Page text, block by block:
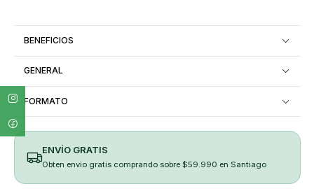
BENEFICIOS
GENERAL
FORMATO
ENVÍO GRATIS
Obten envio gratis comprando sobre $59.990 en Santiago